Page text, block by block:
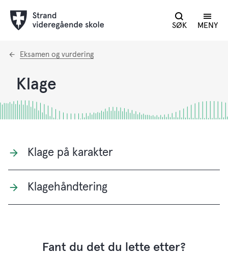
SØK MENY
Du
Eksamen og vurdering
Klage
Klage på karakter
Klagehåndtering
Fant du det du lette etter?